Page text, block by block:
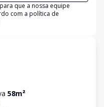
que a nossa equipe
com a política de
58m²